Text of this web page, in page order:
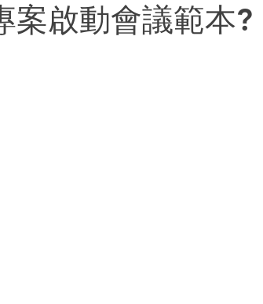
案啟動會議範本?